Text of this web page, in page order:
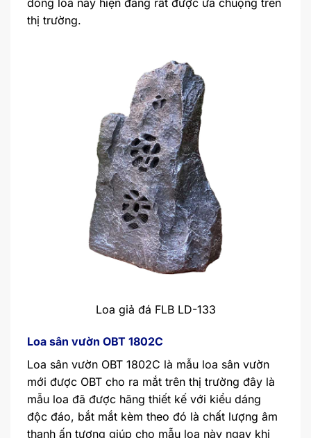
dòng loa này hiện đang rất được ưa chuộng trên
thị trường.
Loa giả đá FLB LD-133
Loa sân vườn OBT 1802C
Loa sân vườn OBT 1802C là mẫu loa sân vườn
mới được OBT cho ra mắt trên thị trường đây là
mẫu loa đã được hãng thiết kế với kiểu dáng
độc đáo, bắt mắt kèm theo đó là chất lượng âm
thanh ấn tượng giúp cho mẫu loa này ngay khi